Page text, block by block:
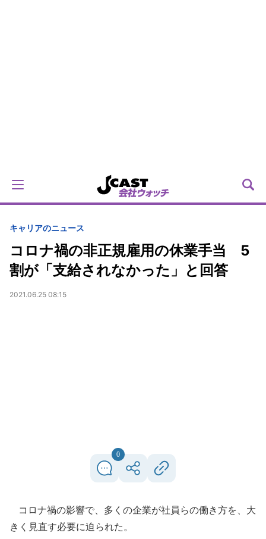
キャリアのニュース
コロナ禍の非正規雇用の休業手当 5
割が「支給されなかった」と回答
2021.06.25 08:15
0
コロナ禍の影響で、多くの企業が社員らの働き方を、大
きく見直す必要に迫られた。